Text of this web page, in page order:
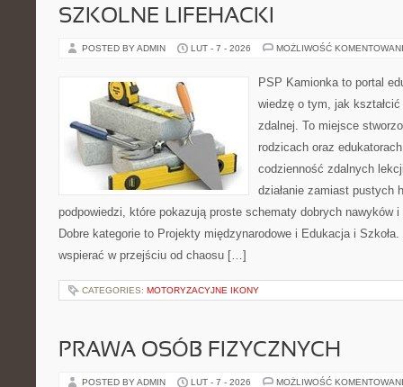
SZKOLNE LIFEHACKI
POSTED BY ADMIN LUT - 7 - 2026 MOŻLIWOŚĆ
PSP Kamionka to portal
wiedzę o tym, jak
zdalnej. To miejsce
rodzicach oraz
codzienność zdalnych
działanie zamiast pustych
podpowiedzi, które pokazują proste schematy dobrych nawyków
Dobre kategorie to Projekty międzynarodowe i Edukacja i
wspierać w przejściu od chaosu […]
CATEGORIES: MOTORYZACYJNE IKONY
PRAWA OSÓB FIZYCZNYCH
POSTED BY ADMIN LUT - 7 - 2026 MOŻLIWOŚĆ